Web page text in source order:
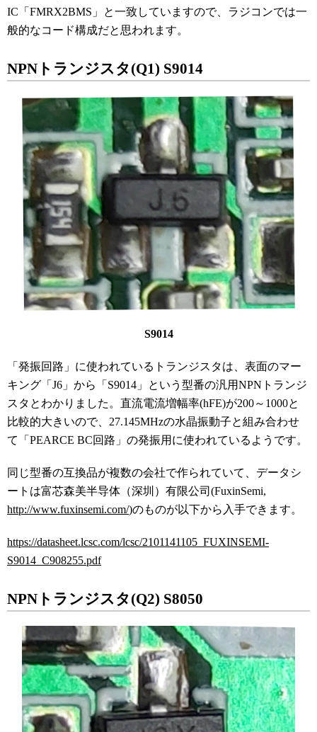
IC「FMRX2BMS」と一致していますので、ラジコンでは一
般的なコード構成だと思われます。
NPNトランジスタ(Q1) S9014
S9014
「発振回路」に使われているトランジスタは、表面のマー
キング「J6」から「S9014」という型番の汎用NPNトランジ
スタとわかりました。直流電流増幅率(hFE)が200～1000と
比較的大きいので、 27.145MHzの水晶振動子と組み合わせ
て
「PEARCE BC回路」の発振用に使われているようです。
同じ型番の互換品が複数の会社で作られていて、データシ
ートは富芯森美半导体（深圳）有限公司(FuxinSemi,
http://www.fuxinsemi.com/)のものが以下から入手できます。
https://datasheet.lcsc.com/lcsc/2101141105_FUXINSEMI-
S9014_C908255.pdf
NPNトランジスタ(Q2) S8050